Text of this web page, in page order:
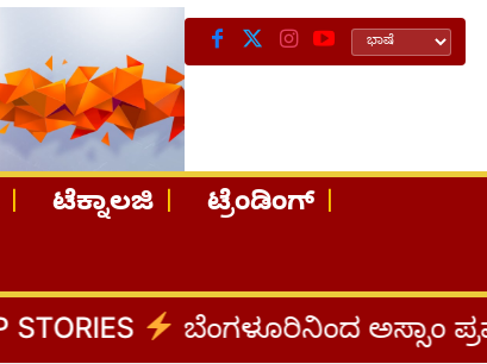
ಟೆಕ್ನಾಲಜಿ
ಟ್ರೆಂಡಿಂಗ್
ಬೆಂಗಳೂರಿನಿಂದ ಅಸ್ಸಾಂ ಪ್ರವಾಹ